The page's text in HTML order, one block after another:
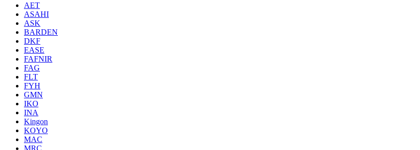
AET
ASAHI
ASK
BARDEN
DKF
EASE
FAFNIR
FAG
FLT
FYH
GMN
IKO
INA
Kingon
KOYO
MAC
MRC